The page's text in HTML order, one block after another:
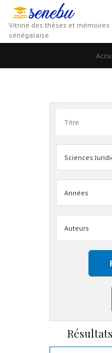
Vitrine des thèses et mémoires
sénégalaise
Résultats